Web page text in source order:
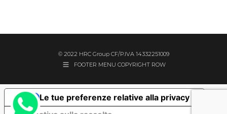
© 2022 HRC Group CF/P.IVA 14332251009
FOOTER MENU COPYRIGHT ROW
Le tue preferenze relative alla privacy